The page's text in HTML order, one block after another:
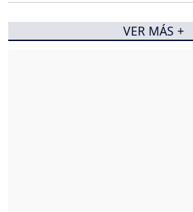
VER MÁS +